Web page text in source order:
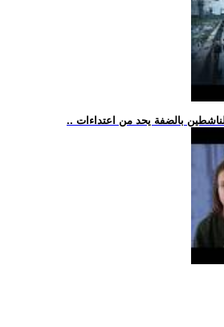
الناشطين بالضفة يحد من اعتداءات